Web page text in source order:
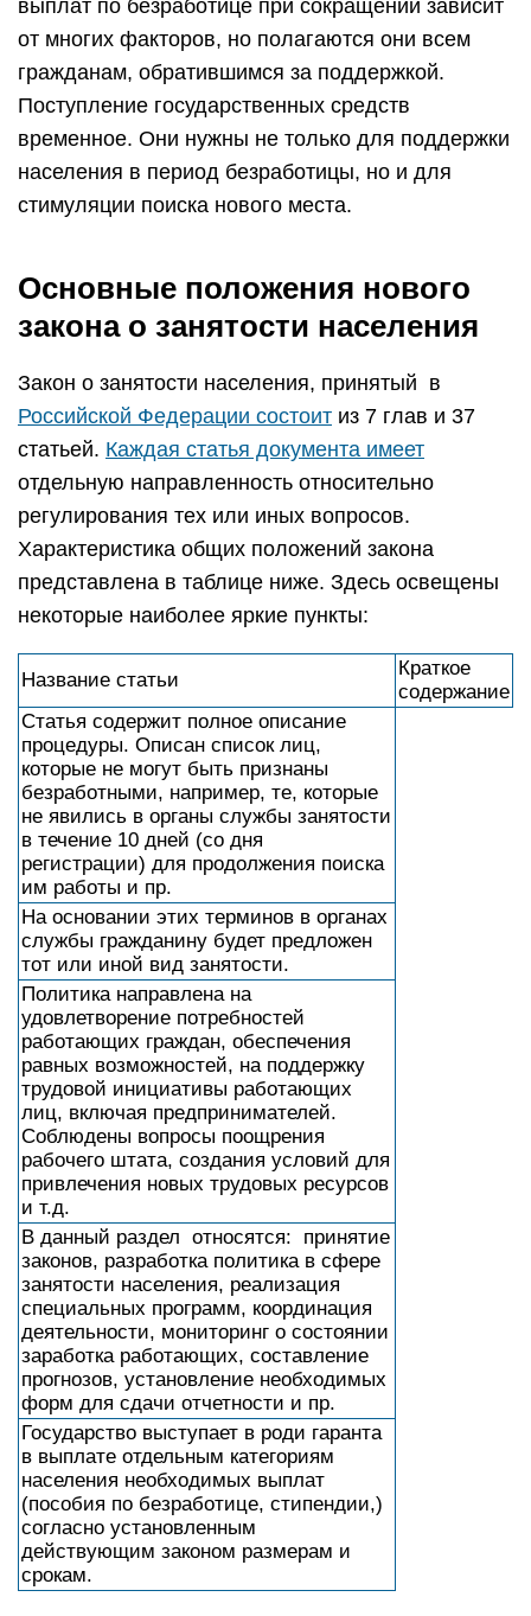
выплат по безработице при сокращении зависит
от многих факторов, но полагаются они всем
гражданам, обратившимся за поддержкой.
Поступление государственных средств
временное. Они нужны не только для поддержки
населения в период безработицы, но и для
стимуляции поиска нового места.
Основные положения нового
закона о занятости населения
Закон о занятости населения, принятый в
Российской Федерации состоит из 7 глав и 37
статьей. Каждая статья документа имеет
отдельную направленность относительно
регулирования тех или иных вопросов.
Характеристика общих положений закона
представлена в таблице ниже. Здесь освещены
некоторые наиболее яркие пункты:
Название статьи
Краткое
содержание
Статья содержит полное описание
процедуры. Описан список лиц,
которые не могут быть признаны
безработными, например, те, которые
не явились в органы службы занятости
в течение 10 дней (со дня
регистрации) для продолжения поиска
им работы и пр.
На основании этих терминов в органах
службы гражданину будет предложен
тот или иной вид занятости.
Политика направлена на
удовлетворение потребностей
работающих граждан, обеспечения
равных возможностей, на поддержку
трудовой инициативы работающих
лиц, включая предпринимателей.
Соблюдены вопросы поощрения
рабочего штата, создания условий для
привлечения новых трудовых ресурсов
и т.д.
В данный раздел относятся: принятие
законов, разработка политика в сфере
занятости населения, реализация
специальных программ, координация
деятельности, мониторинг о состоянии
заработка работающих, составление
прогнозов, установление необходимых
форм для сдачи отчетности и пр.
Государство выступает в роди гаранта
в выплате отдельным категориям
населения необходимых выплат
(пособия по безработице, стипендии,)
согласно установленным
действующим законом размерам и
срокам.